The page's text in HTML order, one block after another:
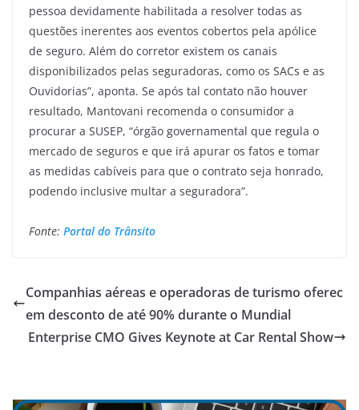
pessoa devidamente habilitada a resolver todas as
questões inerentes aos eventos cobertos pela apólice
de seguro. Além do corretor existem os canais
disponibilizados pelas seguradoras, como os SACs e as
Ouvidorias”, aponta. Se após tal contato não houver
resultado, Mantovani recomenda o consumidor a
procurar a SUSEP, “órgão governamental que regula o
mercado de seguros e que irá apurar os fatos e tomar
as medidas cabíveis para que o contrato seja honrado,
podendo inclusive multar a seguradora”.
Fonte: Portal do Trânsito
Companhias aéreas e operadoras de turismo oferec
em desconto de até 90% durante o Mundial
Enterprise CMO Gives Keynote at Car Rental Show